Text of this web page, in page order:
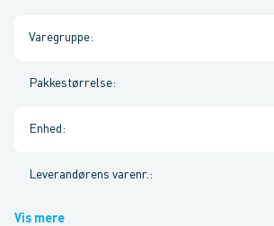
Varegruppe:
Pakkestørrelse:
Enhed :
Leverandørens varenr. :
Vis mere